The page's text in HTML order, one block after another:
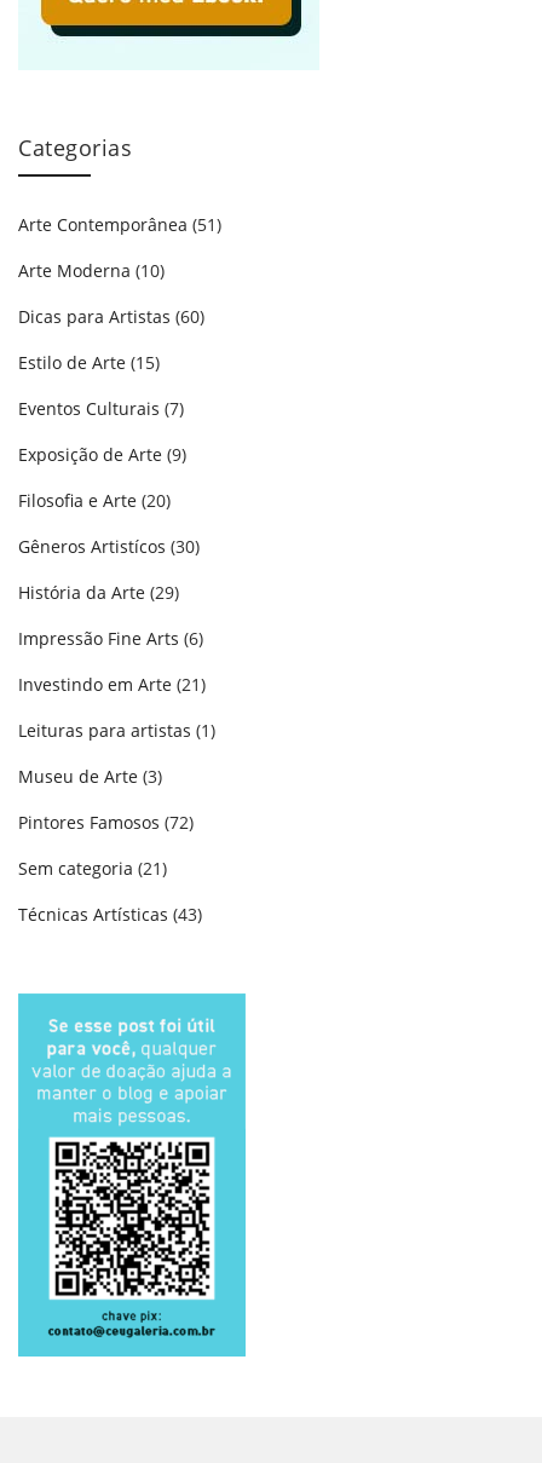
Categorias
Arte Contemporânea (51)
Arte Moderna (10)
Dicas para Artistas (60)
Estilo de Arte (15)
Eventos Culturais (7)
Exposição de Arte (9)
Filosofia e Arte (20)
Gêneros Artistícos (30)
História da Arte (29)
Impressão Fine Arts (6)
Investindo em Arte (21)
Leituras para artistas (1)
Museu de Arte (3)
Pintores Famosos (72)
Sem categoria (21)
Técnicas Artísticas (43)